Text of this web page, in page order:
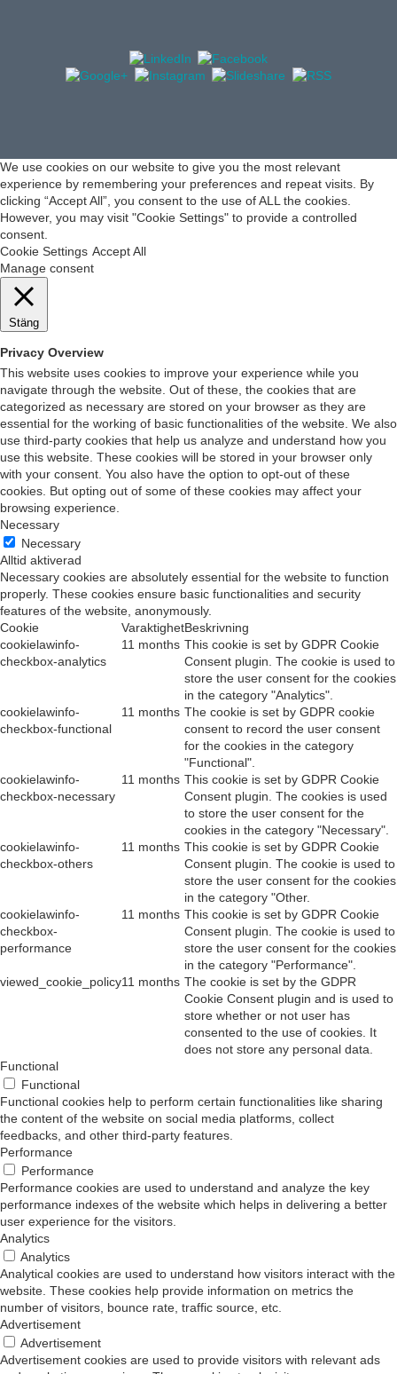
We use cookies on our website to give you the most relevant
experience by remembering your preferences and repeat visits. By
clicking “Accept All”, you consent to the use of ALL the cookies.
However, you may visit "Cookie Settings" to provide a controlled
consent.
Cookie Settings Accept All
Manage consent
Stäng
Privacy Overview
This website uses cookies to improve your experience while you
navigate through the website. Out of these, the cookies that are
categorized as necessary are stored on your browser as they are
essential for the working of basic functionalities of the website. We also
use third-party cookies that help us analyze and understand how you
use this website. These cookies will be stored in your browser only
with your consent. You also have the option to opt-out of these
cookies. But opting out of some of these cookies may affect your
browsing experience.
Necessary
Necessary
Alltid aktiverad
Necessary cookies are absolutely essential for the website to function
properly. These cookies ensure basic functionalities and security
features of the website, anonymously.
Cookie
VaraktighetBeskrivning
cookielawinfo-
checkbox-analytics
11 months This cookie is set by GDPR Cookie
Consent plugin. The cookie is used to
store the user consent for the cookies
in the category "Analytics".
cookielawinfo-
checkbox-functional
11 months The cookie is set by GDPR cookie
consent to record the user consent
for the cookies in the category
"Functional".
cookielawinfo-
checkbox-necessary
11 months This cookie is set by GDPR Cookie
Consent plugin. The cookies is used
to store the user consent for the
cookies in the category "Necessary".
cookielawinfo-
checkbox-others
11 months This cookie is set by GDPR Cookie
Consent plugin. The cookie is used to
store the user consent for the cookies
in the category "Other.
cookielawinfo-
checkbox-
performance
11 months This cookie is set by GDPR Cookie
Consent plugin. The cookie is used to
store the user consent for the cookies
in the category "Performance".
viewed_cookie_policy11 months The cookie is set by the GDPR
Cookie Consent plugin and is used to
store whether or not user has
consented to the use of cookies. It
does not store any personal data.
Functional
Functional
Functional cookies help to perform certain functionalities like sharing
the content of the website on social media platforms, collect
feedbacks, and other third-party features.
Performance
Performance
Performance cookies are used to understand and analyze the key
performance indexes of the website which helps in delivering a better
user experience for the visitors.
Analytics
Analytics
Analytical cookies are used to understand how visitors interact with the
website. These cookies help provide information on metrics the
number of visitors, bounce rate, traffic source, etc.
Advertisement
Advertisement
Advertisement cookies are used to provide visitors with relevant ads